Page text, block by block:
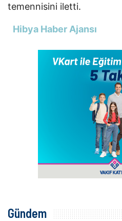
temennisini iletti.
Hibya Haber Ajansı
Gündem